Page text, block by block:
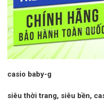
casio baby-g
siêu thời trang, siêu bền,